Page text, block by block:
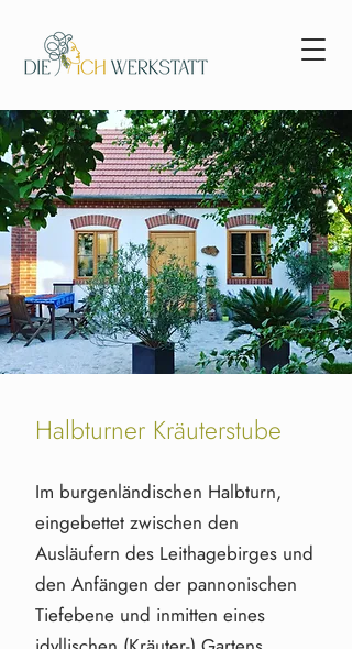
Halbturner Kräuterstube
Im burgenländischen Halbturn,
eingebettet zwischen den
Ausläufern des Leithagebirges und
den Anfängen der pannonischen
Tiefebene und inmitten eines